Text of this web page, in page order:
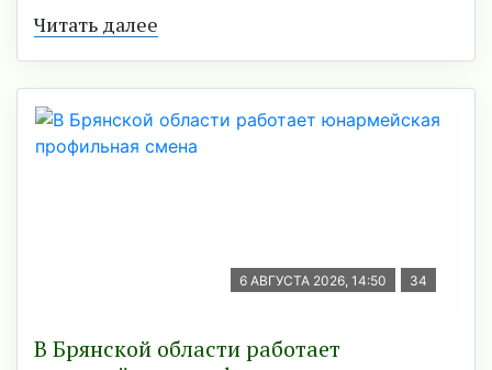
Читать далее
6 АВГУСТА 2026, 14:50 34
В Брянской области работает